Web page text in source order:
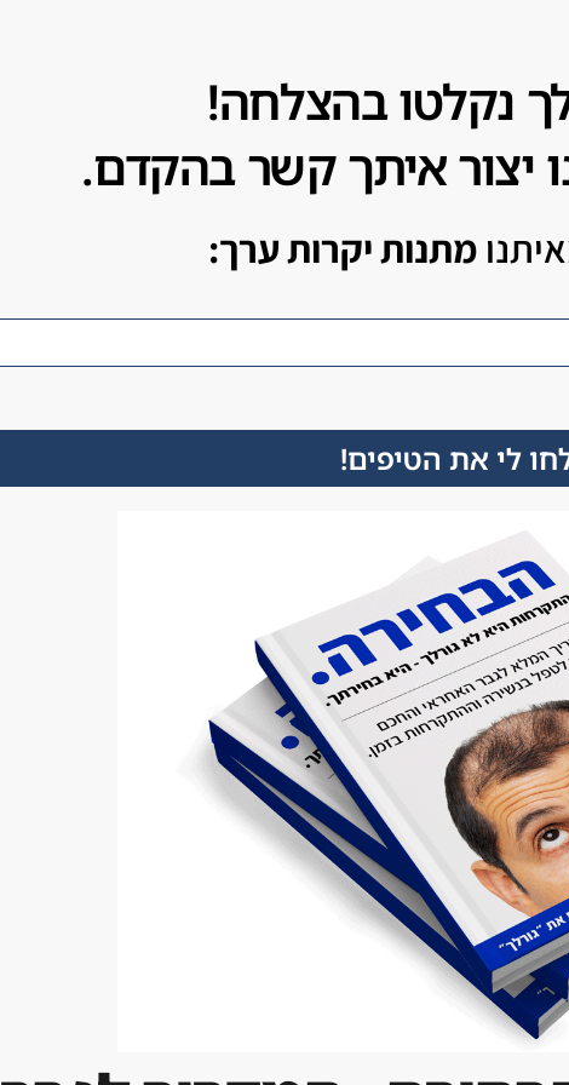
נקלטו בהצלחה!
יצור איתך קשר בהקדם.
מתנות יקרות ערך:
לי את הטיפים!